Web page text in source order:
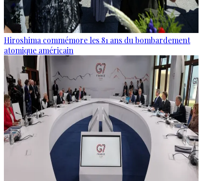
Hiroshima commémore les 81 ans du bombardement
atomique américain